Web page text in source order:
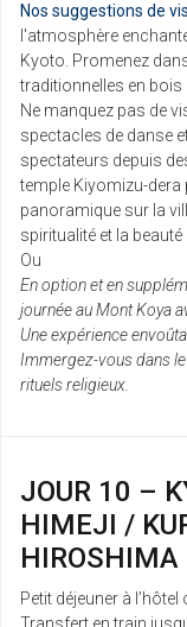
Nos suggestions de
l'atmosphère
Kyoto. Promenez
traditionnelles en bois
Ne manquez pas de
spectacles de danse
spectateurs depuis
temple Kiyomizu-dera
panoramique sur la
spiritualité et la
Ou
En option et en
journée au Mont Koya
Une expérience
Immergez-vous dans
rituels religieux.
JOUR 10 –
HIMEJI /
HIROSHIMA
Petit déjeuner à